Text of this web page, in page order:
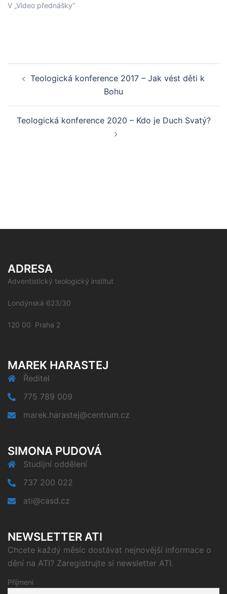
V „Video přednášky“
navigation
Teologická konference 2017 – Jak vést děti k
Bohu
Teologická konference 2020 – Kdo je Duch Svatý?
ADRESA
Adventistický teologický institut
Londýnská 623/30
120 00 Praha 2
MAREK HARASTEJ
Ředitel
775 789 009
marek.harastej@centrum.cz
SIMONA PUDOVÁ
Studijní oddělení
737 200 022
ati@casd.cz
NEWSLETTER ATI
Chcete každý měsíc dostávat nejnovější informace o
dění na ATI? Zaregistrujte si newsletter ATI.
Příjmení